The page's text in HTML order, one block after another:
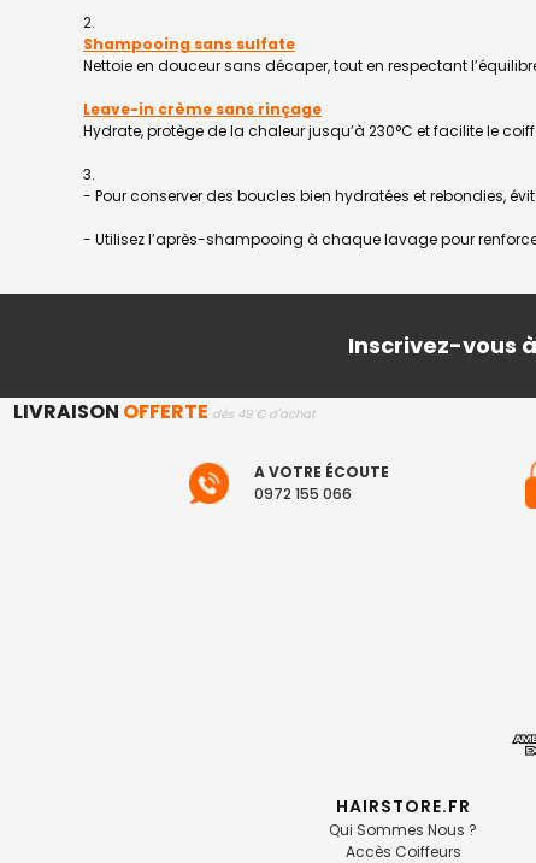
Shampooing sans sulfate
Nettoie en douceur sans décaper, tout en respectant
Leave-in crème sans rinçage
Hydrate, protège de la chaleur jusqu’à 230°C et facilite le
- Pour conserver des boucles bien hydratées et rebondies,
- Utilisez l’après-shampooing à chaque lavage pour
Inscrivez-vous
LIVRAISON OFFERTE dès 49 € d'achat
A VOTRE ÉCOUTE
0972 155 066
HAIRSTORE.FR
Qui Sommes Nous ?
Accès Coiffeurs